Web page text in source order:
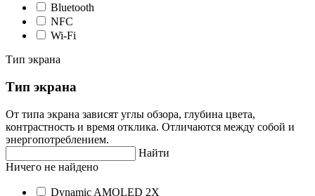
Bluetooth
NFC
Wi-Fi
Тип экрана
Тип экрана
От типа экрана зависят углы обзора, глубина цвета,
контрастность и время отклика. Отличаются между собой и
энергопотреблением.
Найти
Ничего не найдено
Dynamic AMOLED 2X